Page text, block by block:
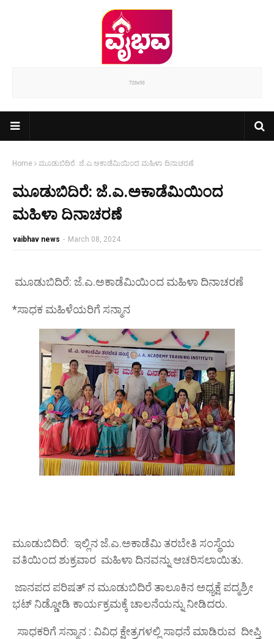
Home ಮೂಡುಬಿದಿರೆ: ಜೆ.ಎ.ಅಕಾಡೆಮಿಯಿಂದ ಮಹಿಳಾ ದಿನಾಚರಣೆ
ಮೂಡುಬಿದಿರೆ: ಜೆ.ಎ.ಅಕಾಡೆಮಿಯಿಂದ
ಮಹಿಳಾ ದಿನಾಚರಣೆ
vaibhav news - March 08, 2024
ಮೂಡುಬಿದಿರೆ: ಜೆ.ಎ.ಅಕಾಡೆಮಿಯಿಂದ ಮಹಿಳಾ ದಿನಾಚರಣೆ
*ಸಾಧಕ ಮಹಿಳೆಯರಿಗೆ ಸನ್ಮಾನ
ಮೂಡುಬಿದಿರೆ: ಇಲ್ಲಿನ ಜೆ.ಎ.ಅಕಾಡೆಮಿ ತರಬೇತಿ ಸಂಸ್ಥೆಯ
ವತಿಯಿಂದ ಶುಕ್ರವಾರ ಮಹಿಳಾ ದಿನವನ್ನು ಆಚರಿಸಲಾಯಿತು.
ಜಾನಪದ ಪರಿಷತ್ ನ ಮೂಡುಬಿದಿರೆ ತಾಲೂಕಿನ ಅಧ್ಯಕ್ಷೆ ಪದ್ಮಶ್ರೀ
ಭಟ್ ನಿಡ್ಡೋಡಿ ಕಾರ್ಯಕ್ರಮಕ್ಕೆ ಚಾಲನೆಯನ್ನು ನೀಡಿದರು.
ಸಾಧಕರಿಗೆ ಸನ್ಮಾನ : ವಿವಿಧ ಕ್ಷೇತ್ರಗಳಲ್ಲಿ ಸಾಧನೆ ಮಾಡಿರುವ ದೀಪ್ತಿ